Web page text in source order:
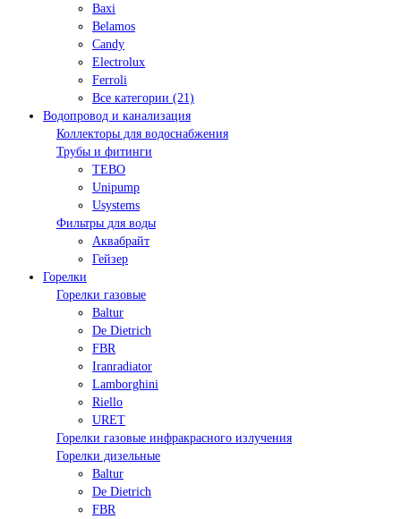
Baxi
Belamos
Candy
Electrolux
Ferroli
Все категории (21)
Водопровод и канализация
Коллекторы для водоснабжения
Трубы и фитинги
TEBO
Unipump
Usystems
Фильтры для воды
Аквабрайт
Гейзер
Горелки
Горелки газовые
Baltur
De Dietrich
FBR
Iranradiator
Lamborghini
Riello
URET
Горелки газовые инфракрасного излучения
Горелки дизельные
Baltur
De Dietrich
FBR